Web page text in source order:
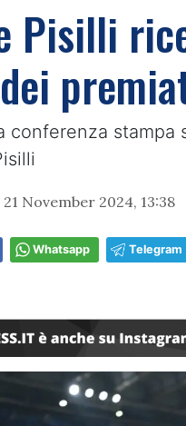
Pisilli
conferenza
21 November 2024, 13:38
Whatsapp Telegram